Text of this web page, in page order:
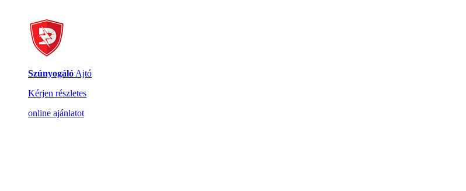
Szúnyogáló Ajtó
Kérjen részletes
online ajánlatot